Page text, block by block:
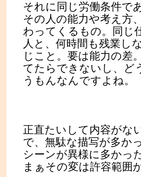
それに同じ労働条件で
その人の能力や考え方
わってくるもの。同じ
人と、何時間も残業し
じこと。要は能力の差
てたらできないし、ど
うもんなんですよね。
正直たいして内容がな
で、無駄な描写が多か
シーンが異様に多かっ
まぁその変は許容範囲